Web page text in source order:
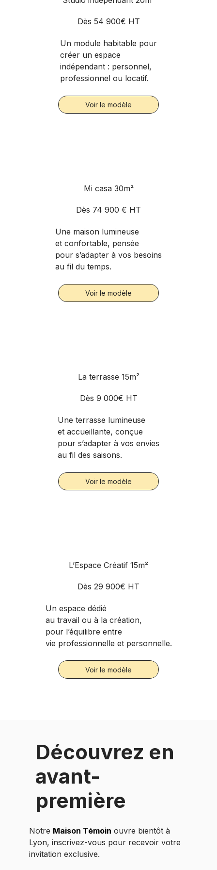
Voir le modèle
Dès 54 900€ HT
Un module habitable pour
créer un espace
indépendant : personnel,
professionnel ou locatif.
Mi casa 30m²
Voir le modèle
Dès 74 900 € HT
Une maison lumineuse
et confortable, pensée
pour s’adapter à vos besoins
au fil du temps.
La terrasse 15m²
Voir le modèle
Dès 9 000€ HT
Une terrasse lumineuse
et accueillante, conçue
pour s’adapter à vos envies
au fil des saisons.
L’Espace Créatif 15m²
Voir le modèle
Dès 29 900€ HT
Un espace dédié
au travail ou à la création,
pour l’équilibre entre
vie professionnelle et personnelle.
Découvrez en
avant-
première
Notre Maison Témoin ouvre bientôt à
Lyon, inscrivez-vous pour recevoir votre
invitation exclusive.